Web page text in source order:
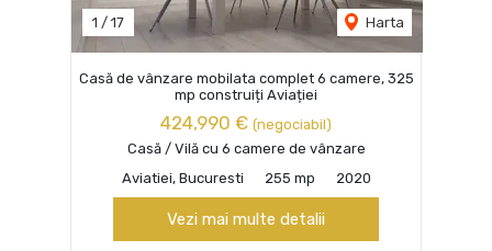
1 / 17 Harta
Casă de vânzare mobilata complet 6 camere, 325
mp construiți Aviației
424,990 € (negociabil)
Casă / Vilă cu 6 camere de vânzare
Aviatiei, Bucuresti
255 mp 2020
Vezi mai multe detalii